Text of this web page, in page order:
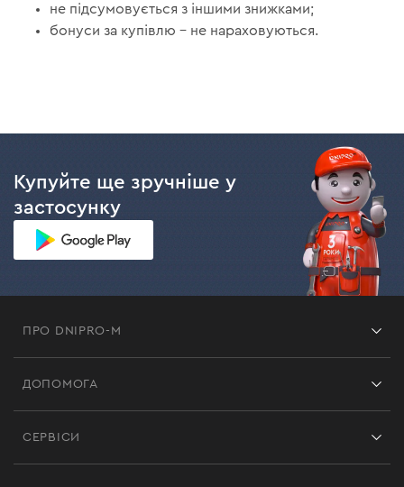
не підсумовується з іншими знижками;
бонуси за купівлю – не нараховуються.
Купуйте ще зручніше у
застосунку
ПРО DNIPRO-M
ДОПОМОГА
СЕРВІСИ